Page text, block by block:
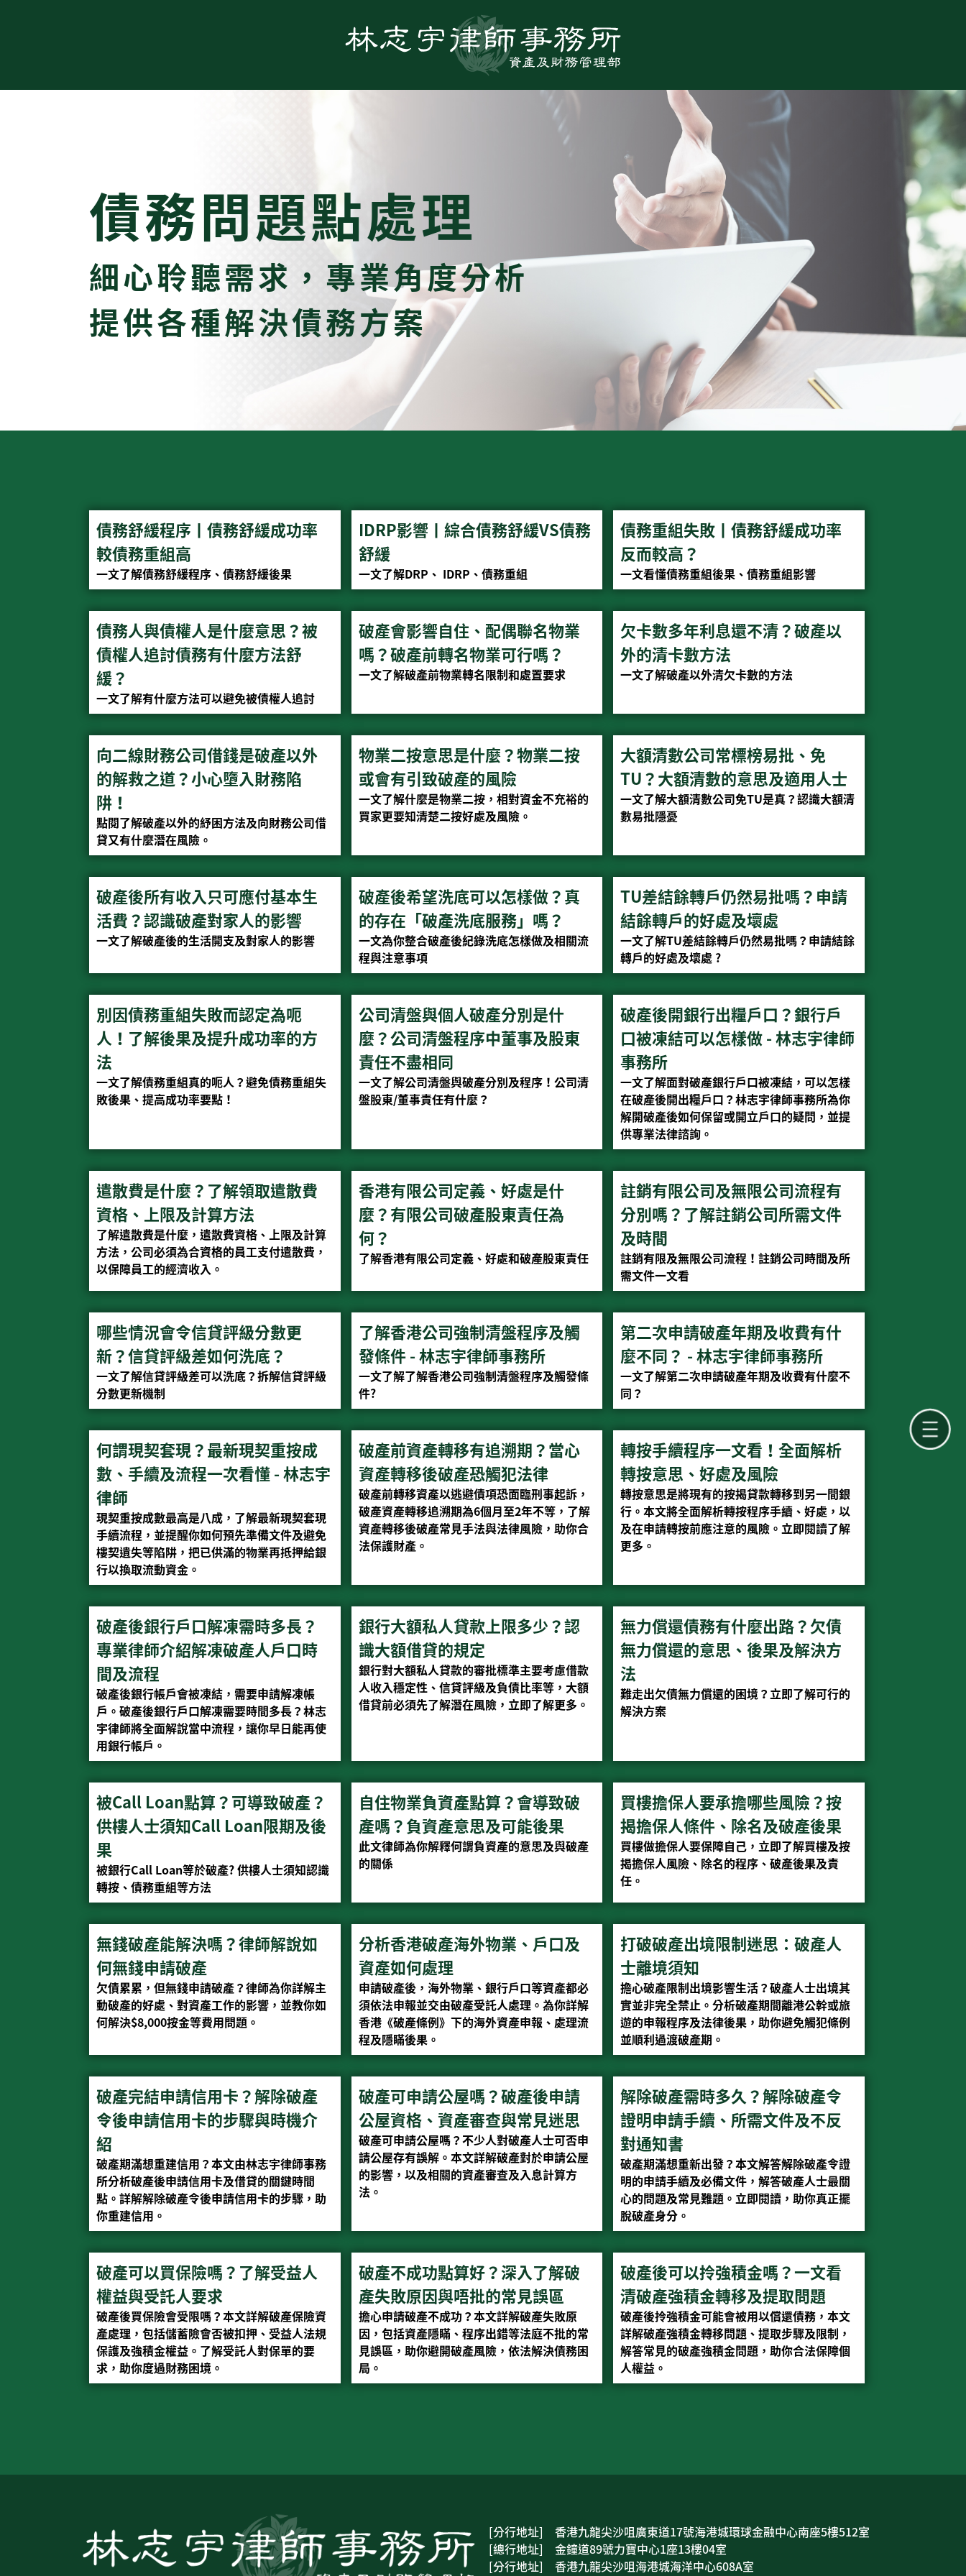
債務問題點處理
細心聆聽需求，專業角度分析
提供各種解決債務方案
債務舒緩程序丨債務舒緩成功率
較債務重組高
一文了解債務舒緩程序、債務舒緩後果
IDRP影響丨綜合債務舒緩VS債務
舒緩
一文了解DRP、 IDRP、債務重組
債務重組失敗丨債務舒緩成功率
反而較高？
一文看懂債務重組後果、債務重組影響
債務人與債權人是什麼意思？被
債權人追討債務有什麼方法舒
緩？
一文了解有什麼方法可以避免被債權人追討
破產會影響自住、配偶聯名物業
嗎？破產前轉名物業可行嗎？
一文了解破產前物業轉名限制和處置要求
欠卡數多年利息還不清？破產以
外的清卡數方法
一文了解破產以外清欠卡數的方法
向二線財務公司借錢是破產以外
的解救之道？小心墮入財務陷
阱！
點閱了解破產以外的紓困方法及向財務公司借
貸又有什麼潛在風險。
物業二按意思是什麼？物業二按
或會有引致破產的風險
一文了解什麼是物業二按，相對資金不充裕的
買家更要知清楚二按好處及風險。
大額清數公司常標榜易批、免
TU？大額清數的意思及適用人士
一文了解大額清數公司免TU是真？認識大額清
數易批隱憂
破產後所有收入只可應付基本生
活費？認識破產對家人的影響
一文了解破產後的生活開支及對家人的影響
破產後希望洗底可以怎樣做？真
的存在「破產洗底服務」嗎？
一文為你整合破產後紀錄洗底怎樣做及相關流
程與注意事項
TU差結餘轉戶仍然易批嗎？申請
結餘轉戶的好處及壞處
一文了解TU差結餘轉戶仍然易批嗎？申請結餘
轉戶的好處及壞處 ?
別因債務重組失敗而認定為呃
人！了解後果及提升成功率的方
法
一文了解債務重組真的呃人？避免債務重組失
敗後果、提高成功率要點！
公司清盤與個人破產分別是什
麼？公司清盤程序中董事及股東
責任不盡相同
一文了解公司清盤與破產分別及程序！公司清
盤股東/董事責任有什麼？
破產後開銀行出糧戶口？銀行戶
口被凍結可以怎樣做 - 林志宇律師
事務所
一文了解面對破產銀行戶口被凍結，可以怎樣
在破產後開出糧戶口？林志宇律師事務所為你
解開破產後如何保留或開立戶口的疑問，並提
供專業法律諮詢。
遣散費是什麼？了解領取遣散費
資格、上限及計算方法
了解遣散費是什麼，遣散費資格、上限及計算
方法，公司必須為合資格的員工支付遣散費，
以保障員工的經濟收入。
香港有限公司定義、好處是什
麼？有限公司破產股東責任為
何？
了解香港有限公司定義、好處和破產股東責任
註銷有限公司及無限公司流程有
分別嗎？了解註銷公司所需文件
及時間
註銷有限及無限公司流程！註銷公司時間及所
需文件一文看
哪些情況會令信貸評級分數更
新？信貸評級差如何洗底？
一文了解信貸評級差可以洗底？拆解信貸評級
分數更新機制
了解香港公司強制清盤程序及觸
發條件 - 林志宇律師事務所
一文了解了解香港公司強制清盤程序及觸發條
件?
第二次申請破產年期及收費有什
麼不同？ - 林志宇律師事務所
一文了解第二次申請破產年期及收費有什麼不
同？
何謂現契套現？最新現契重按成
數、手續及流程一次看懂 - 林志宇
律師
現契重按成數最高是八成，了解最新現契套現
手續流程，並提醒你如何預先準備文件及避免
樓契遺失等陷阱，把已供滿的物業再抵押給銀
行以換取流動資金。
破產前資產轉移有追溯期？當心
資產轉移後破產恐觸犯法律
破產前轉移資產以逃避債項恐面臨刑事起訴，
破產資產轉移追溯期為6個月至2年不等，了解
資產轉移後破產常見手法與法律風險，助你合
法保護財產。
轉按手續程序一文看！全面解析
轉按意思、好處及風險
轉按意思是將現有的按揭貸款轉移到另一間銀
行。本文將全面解析轉按程序手續、好處，以
及在申請轉按前應注意的風險。立即閱讀了解
更多。
破產後銀行戶口解凍需時多長？
專業律師介紹解凍破產人戶口時
間及流程
破產後銀行帳戶會被凍結，需要申請解凍帳
戶。破產後銀行戶口解凍需要時間多長？林志
宇律師將全面解說當中流程，讓你早日能再使
用銀行帳戶。
銀行大額私人貸款上限多少？認
識大額借貸的規定
銀行對大額私人貸款的審批標準主要考慮借款
人收入穩定性、信貸評級及負債比率等，大額
借貸前必須先了解潛在風險，立即了解更多。
無力償還債務有什麼出路？欠債
無力償還的意思、後果及解決方
法
難走出欠債無力償還的困境？立即了解可行的
解決方案
被Call Loan點算？可導致破產？
供樓人士須知Call Loan限期及後
果
被銀行Call Loan等於破產? 供樓人士須知認識
轉按、債務重組等方法
自住物業負資產點算？會導致破
產嗎？負資產意思及可能後果
此文律師為你解釋何謂負資產的意思及與破產
的關係
買樓擔保人要承擔哪些風險？按
揭擔保人條件、除名及破產後果
買樓做擔保人要保障自己，立即了解買樓及按
揭擔保人風險、除名的程序、破產後果及責
任。
無錢破產能解決嗎？律師解說如
何無錢申請破產
欠債累累，但無錢申請破產？律師為你詳解主
動破產的好處、對資產工作的影響，並教你如
何解決$8,000按金等費用問題。
分析香港破產海外物業、戶口及
資產如何處理
申請破產後，海外物業、銀行戶口等資產都必
須依法申報並交由破產受託人處理。為你詳解
香港《破產條例》下的海外資產申報、處理流
程及隱瞞後果。
打破破產出境限制迷思：破產人
士離境須知
擔心破產限制出境影響生活？破產人士出境其
實並非完全禁止。分析破產期間離港公幹或旅
遊的申報程序及法律後果，助你避免觸犯條例
並順利過渡破產期。
破產完結申請信用卡？解除破產
令後申請信用卡的步驟與時機介
紹
破產期滿想重建信用？本文由林志宇律師事務
所分析破產後申請信用卡及借貸的關鍵時間
點。詳解解除破產令後申請信用卡的步驟，助
你重建信用。
破產可申請公屋嗎？破產後申請
公屋資格、資產審查與常見迷思
破產可申請公屋嗎？不少人對破產人士可否申
請公屋存有誤解。本文詳解破產對於申請公屋
的影響，以及相關的資產審查及入息計算方
法。
解除破產需時多久？解除破產令
證明申請手續、所需文件及不反
對通知書
破產期滿想重新出發？本文解答解除破產令證
明的申請手續及必備文件，解答破產人士最關
心的問題及常見難題。立即閱讀，助你真正擺
脫破產身分。
破產可以買保險嗎？了解受益人
權益與受託人要求
破產後買保險會受限嗎？本文詳解破產保險資
產處理，包括儲蓄險會否被扣押、受益人法規
保護及強積金權益。了解受託人對保單的要
求，助你度過財務困境。
破產不成功點算好？深入了解破
產失敗原因與唔批的常見誤區
擔心申請破產不成功？本文詳解破產失敗原
因，包括資產隱瞞、程序出錯等法庭不批的常
見誤區，助你避開破產風險，依法解決債務困
局。
破產後可以拎強積金嗎？一文看
清破產強積金轉移及提取問題
破產後拎強積金可能會被用以償還債務，本文
詳解破產強積金轉移問題、提取步驟及限制，
解答常見的破產強積金問題，助你合法保障個
人權益。
[分行地址] 香港九龍尖沙咀廣東道17號海港城環球金融中心南座5樓512室
[總行地址] 金鐘道89號力寶中心1座13樓04室
[分行地址] 香港九龍尖沙咀海港城海洋中心608A室